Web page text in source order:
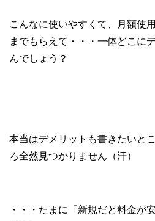
こんなに使いやすくて、月額使
までもらえて・・・一体どこに
んでしょう？
本当はデメリットも書きたいと
ろ全然見つかりません（汗）
・・・たまに「新規だと料金が